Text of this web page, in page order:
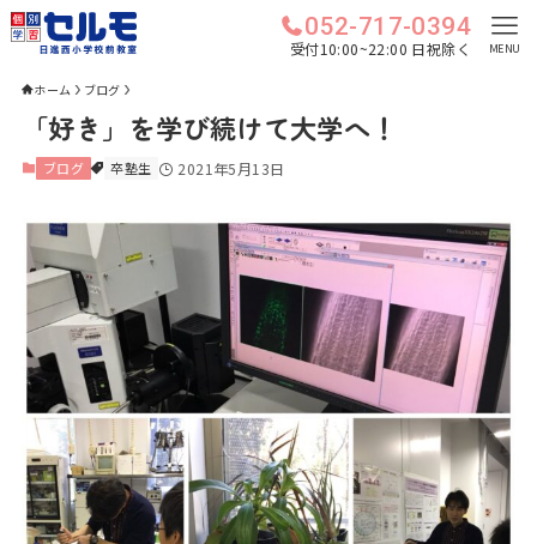
052-717-0394
受付10:00~22:00 日祝除く MENU
ホーム ブログ
「好き」を学び続けて大学へ！
ブログ 卒塾生 2021年5月13日